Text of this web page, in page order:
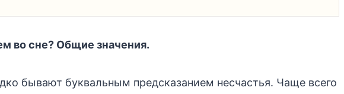
во сне? Общие значения.
бывают буквальным предсказанием несчастья. Чаще всего